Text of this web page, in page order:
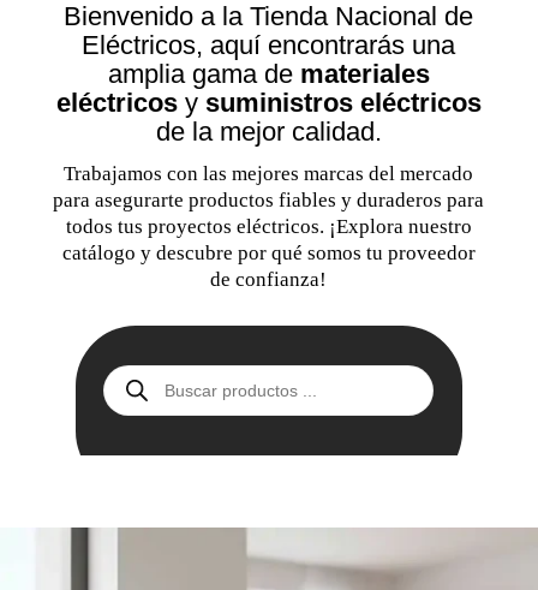
Bienvenido a la Tienda Nacional de
Eléctricos, aquí encontrarás una
amplia gama de materiales
eléctricosy suministros eléctricos
de la mejor calidad.
Trabajamos con las mejores marcas del mercado
para asegurarte productos fiables y duraderos para
todos tus proyectos eléctricos. ¡Explora nuestro
catálogo y descubre por qué somos tu proveedor
de confianza!
Búsqueda
de
productos